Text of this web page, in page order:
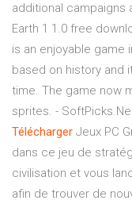
additional campaigns
Earth 1 1.0 free
is an enjoyable game
based on history and
time. The game now
sprites. -
Télécharger Jeux PC
dans ce jeu de
civilisation et vous
afin de trouver de